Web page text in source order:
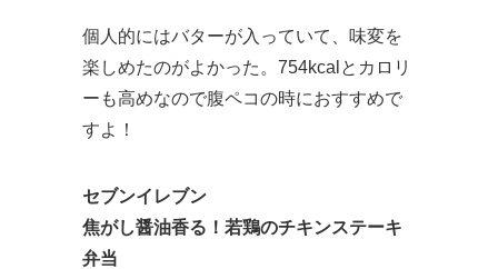
個人的にはバターが入っていて、味変を
楽しめたのがよかった。754kcalとカロリ
ーも高めなので腹ペコの時におすすめで
すよ！
セブンイレブン
焦がし醤油香る！若鶏のチキンステーキ
弁当